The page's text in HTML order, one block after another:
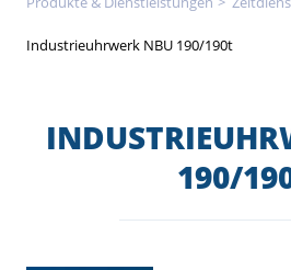
Industrieuhrwerk NBU 190/190t
190/